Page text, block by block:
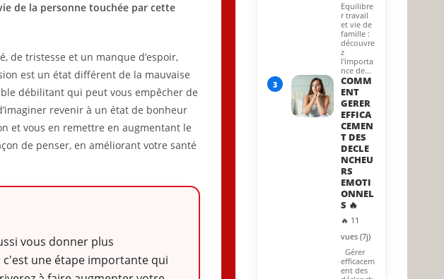
de la personne touchée par cette
de tristesse et un manque d’espoir,
est un état différent de la mauvaise
débilitant qui peut vous empêcher de
revenir à un état de bonheur
et vous en remettre en augmentant le
de penser, en améliorant votre santé
vous donner plus
une étape importante qui
Equilibre
r travail
et vie de
famille :
découvre
z
l'importa
nce de…
3
COMM
ENT
GERER
EFFICA
CEMEN
T DES
DECLE
NCHEU
RS
EMOTI
ONNEL
S 🔥
🔥 11
vues (7j)
Gérer
efficacem
ent des